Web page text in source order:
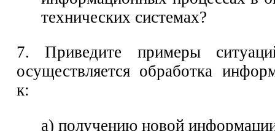
технических системах?
7. Приведите примеры
осуществляется обработка
к:
а) получению новой